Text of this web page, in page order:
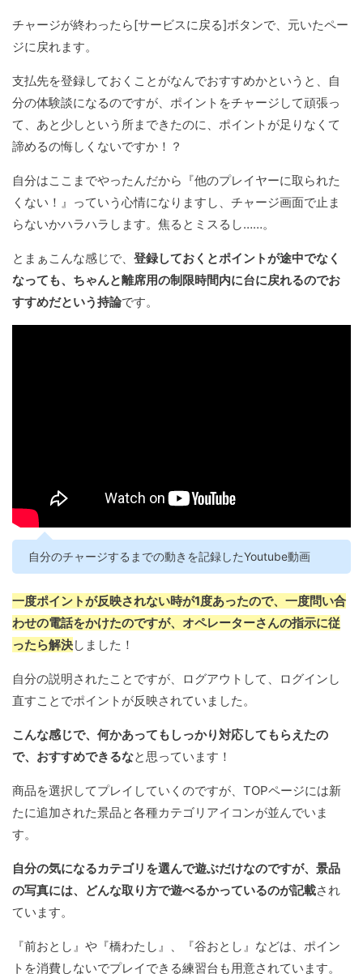
チャージが終わったら[サービスに戻る]ボタンで、元いたペー
ジに戻れます。
支払先を登録しておくことがなんでおすすめかというと、自
分の体験談になるのですが、ポイントをチャージして頑張っ
て、あと少しという所まできたのに、ポイントが足りなくて
諦めるの悔しくないですか！？
自分はここまでやったんだから『他のプレイヤーに取られた
くない！』っていう心情になりますし、チャージ画面で止ま
らないかハラハラします。焦るとミスるし……。
とまぁこんな感じで、 登録しておくとポイントが途中でなく
なっても、ちゃんと離席用の制限時間内に台に戻れるのでお
すすめだという持論です。
自分のチャージするまでの動きを記録したYoutube動画
一度ポイントが反映されない時が1度あったので、一度問い合
わせの電話をかけたのですが、オペレーターさんの指示に従
ったら解決しました！
自分の説明されたことですが、ログアウトして、ログインし
直すことでポイントが反映されていました。
こんな感じで、何かあってもしっかり対応してもらえたの
で、おすすめできるなと思っています！
商品を選択してプレイしていくのですが、TOPページには新
たに追加された景品と各種カテゴリアイコンが並んでいま
す。
自分の気になるカテゴリを選んで遊ぶだけなのですが、景品
の写真には、どんな取り方で遊べるかっているのが記載され
ています。
『前おとし』や『橋わたし』、『谷おとし』などは、ポイン
トを消費しないでプレイできる練習台も用意されています。